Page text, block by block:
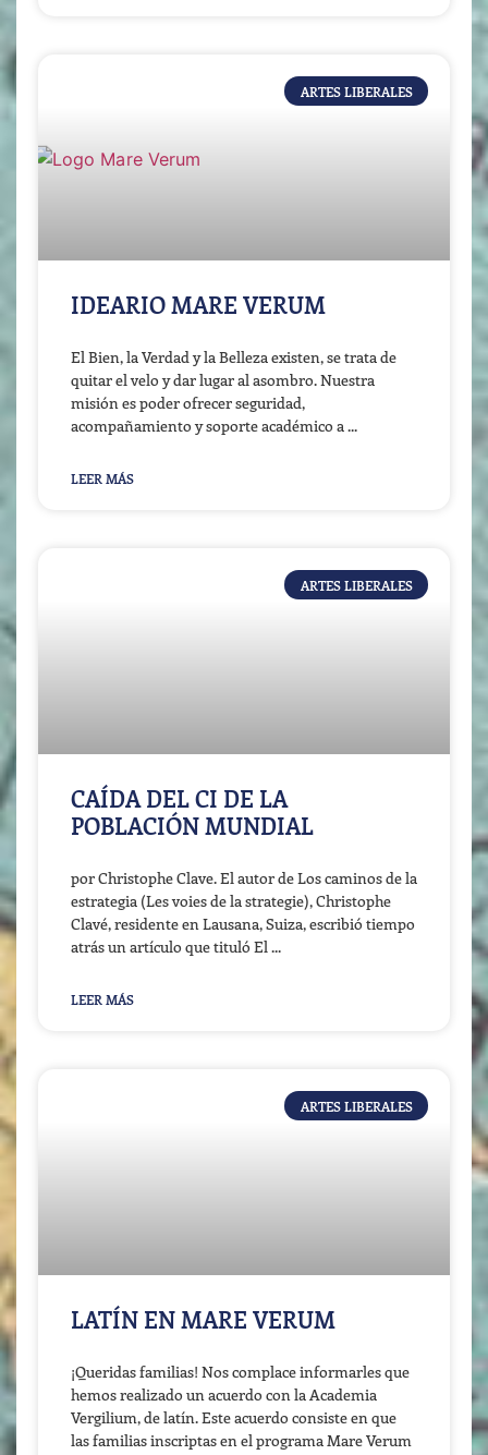
ARTES LIBERALES
IDEARIO MARE VERUM
El Bien, la Verdad y la Belleza existen, se trata de
quitar el velo y dar lugar al asombro. Nuestra
misión es poder ofrecer seguridad,
acompañamiento y soporte académico a
LEER MÁS
ARTES LIBERALES
CAÍDA DEL CI DE LA
POBLACIÓN MUNDIAL
por Christophe Clave. El autor de Los caminos de la
estrategia (Les voies de la strategie), Christophe
Clavé, residente en Lausana, Suiza, escribió tiempo
atrás un artículo que tituló El
LEER MÁS
ARTES LIBERALES
LATÍN EN MARE VERUM
¡Queridas familias! Nos complace informarles que
hemos realizado un acuerdo con la Academia
Vergilium, de latín. Este acuerdo consiste en que
las familias inscriptas en el programa Mare Verum